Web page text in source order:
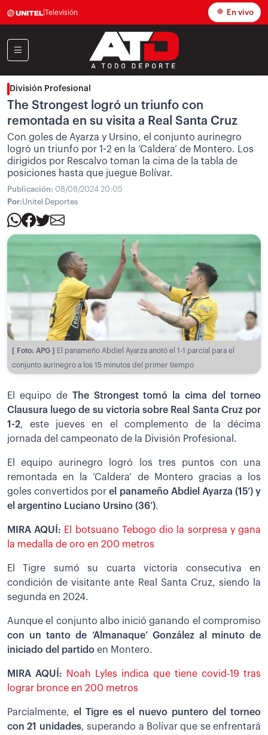
Televisión En vivo
División Profesional
The Strongest logró un triunfo con
remontada en su visita a Real Santa Cruz
Con goles de Ayarza y Ursino, el conjunto aurinegro
logró un triunfo por 1-2 en la ‘Caldera’ de Montero. Los
dirigidos por Rescalvo toman la cima de la tabla de
posiciones hasta que juegue Bolívar.
Publicación: 08/08/2024 20:05
Por:Unitel Deportes
[ Foto: APG ]
El panameño Abdiel Ayarza anotó el 1-1 parcial para el
conjunto aurinegro a los 15 minutos del primer tiempo
El equipo de The Strongest tomó la cima del torneo
Clausura luego de su victoria sobre Real Santa Cruz por
1-2, este jueves en el complemento de la décima
jornada del campeonato de la División Profesional.
El equipo aurinegro logró los tres puntos con una
remontada en la ‘Caldera’ de Montero gracias a los
goles convertidos porel panameño Abdiel Ayarza (15’) y
el argentino Luciano Ursino (36’).
MIRA AQUÍ: El botsuano Tebogo dio la sorpresa y gana
la medalla de oro en 200 metros
El Tigre sumó su cuarta victoria consecutiva en
condición de visitante ante Real Santa Cruz, siendo la
segunda en 2024.
Aunque el conjunto albo inició ganando el compromiso
con un tanto de ‘Almanaque’ González al minuto de
iniciado del partido en Montero.
MIRA AQUÍ:
Noah Lyles indica que tiene covid-19 tras
lograr bronce en 200 metros
Parcialmente, el Tigre es el nuevo puntero del torneo
con 21 unidades, superando a Bolívar que se enfrentará